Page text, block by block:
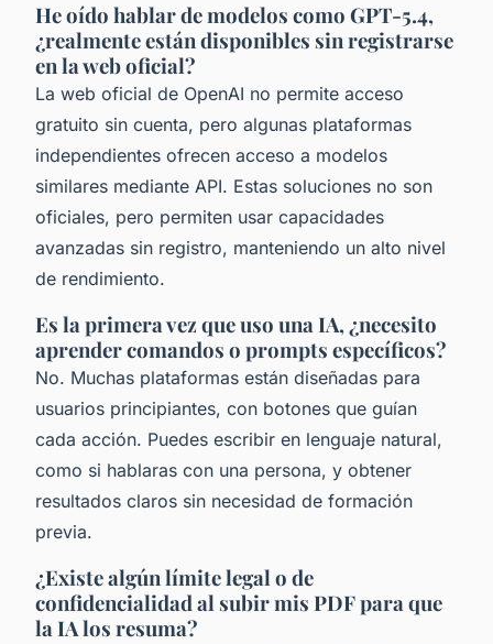
He oído hablar de modelos como GPT-5.4,
¿realmente están disponibles sin registrarse
en la web oficial?
La web oficial de OpenAI no permite acceso
gratuito sin cuenta, pero algunas plataformas
independientes ofrecen acceso a modelos
similares mediante API. Estas soluciones no son
oficiales, pero permiten usar capacidades
avanzadas sin registro, manteniendo un alto nivel
de rendimiento.
Es la primera vez que uso una IA, ¿necesito
aprender comandos o prompts específicos?
No. Muchas plataformas están diseñadas para
usuarios principiantes, con botones que guían
cada acción. Puedes escribir en lenguaje natural,
como si hablaras con una persona, y obtener
resultados claros sin necesidad de formación
previa.
¿Existe algún límite legal o de
confidencialidad al subir mis PDF para que
la IA los resuma?